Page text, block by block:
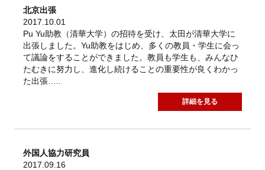
北京出張
2017.10.01
Pu Yu助教（清華大学）の招待を受け、太田が清華大学に
出張しました。Yu助教をはじめ、多くの教員・学生に会っ
て議論をすることができました。教員も学生も、みんなひ
たむきに努力し、進化し続けることの重要性が良くわかっ
た出張…..
詳細を見る
外国人協力研究員
2017.09.16